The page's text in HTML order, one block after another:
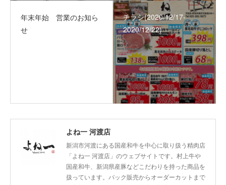
年末年始 営業のお知ら
せ
チラシ(2020/12/17‐
2020/12/22)
よね一 河渡店
新潟市河渡にある国産和牛を中心に取り扱う精肉店
「よね一 河渡店」のウェブサイトです。村上牛や
国産和牛、新潟県産豚などこだわりを持った商品を
扱っています。パック販売からオーダーカットまで